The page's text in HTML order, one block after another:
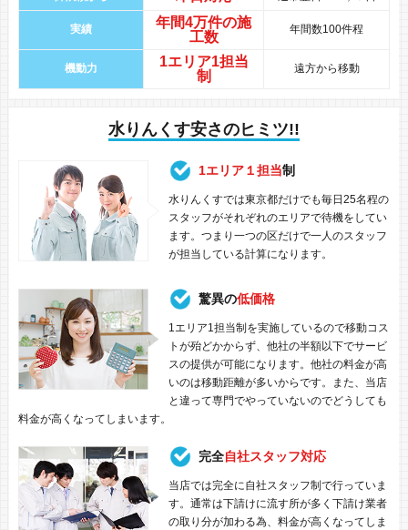
実績 年間4万件の施
工数
年間数100件程
機動力
1エリア1担当
制
遠方から移動
水りんくす安さのヒミツ!!
1エリア１担当制
水りんくすでは東京都だけでも毎日25名程の
スタッフがそれぞれのエリアで待機をしてい
ます。つまり一つの区だけで一人のスタッフ
が担当している計算になります。
驚異の低価格
1エリア1担当制を実施しているので移動コス
トが殆どかからず、他社の半額以下でサービ
スの提供が可能になります。他社の料金が高
いのは移動距離が多いからです。また、当店
と違って専門でやっていないのでどうしても
料金が高くなってしまいます。
完全自社スタッフ対応
当店では完全に自社スタッフ制で行っていま
す。通常は下請けに流す所が多く下請け業者
の取り分が加わる為、料金が高くなってしま